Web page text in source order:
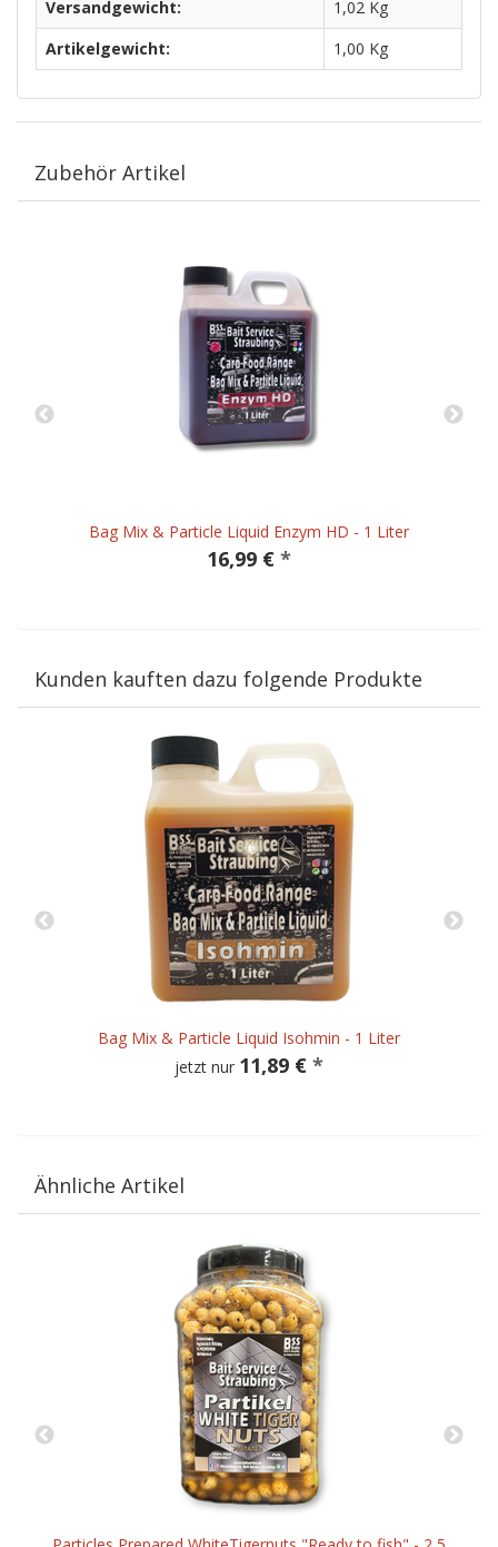
Versandgewicht:
1,02 Kg
Artikelgewicht:
1,00 Kg
Zubehör Artikel
Bag Mix & Particle Liquid Enzym HD - 1 Liter
16,99 € *
Kunden kauften dazu folgende Produkte
Bag Mix & Particle Liquid Isohmin - 1 Liter
jetzt nur 11,89 € *
Ähnliche Artikel